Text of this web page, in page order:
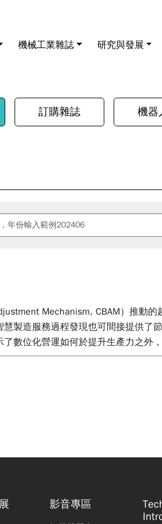
機械工業雜誌 研究與發展
訂購雜誌 機器
Mechanism, CBAM）推動
製造服務過程發現也可間接提供了
數位化營運如何於提升生產力之外
影音專區